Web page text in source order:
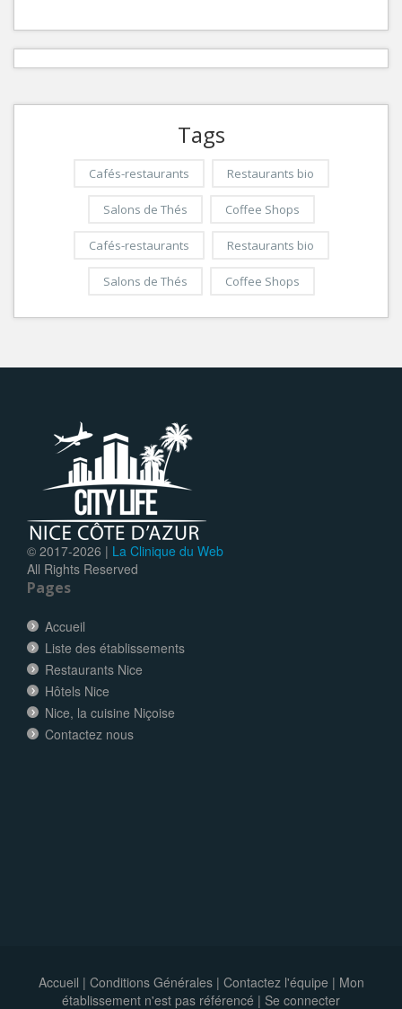
Tags
Cafés-restaurants Restaurants bio
Salons de Thés Coffee Shops
Cafés-restaurants Restaurants bio
Salons de Thés Coffee Shops
© 2017-2026 | La Clinique du Web
All Rights Reserved
Pages
Accueil
Liste des établissements
Restaurants Nice
Hôtels Nice
Nice, la cuisine Niçoise
Contactez nous
Accueil | Conditions Générales| Contactez l'équipe | Mon
établissement n'est pas référencé | Se connecter